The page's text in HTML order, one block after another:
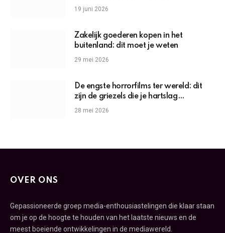
19 juni 2026
Zakelijk goederen kopen in het
buitenland: dit moet je weten
29 mei 2026
De engste horrorfilms ter wereld: dit
zijn de griezels die je hartslag
omhoogjagen
28 mei 2026
OVER ONS
Gepassioneerde groep media-enthousiastelingen die klaar staan
om je op de hoogte te houden van het laatste nieuws en de
meest boeiende ontwikkelingen in de mediawereld.